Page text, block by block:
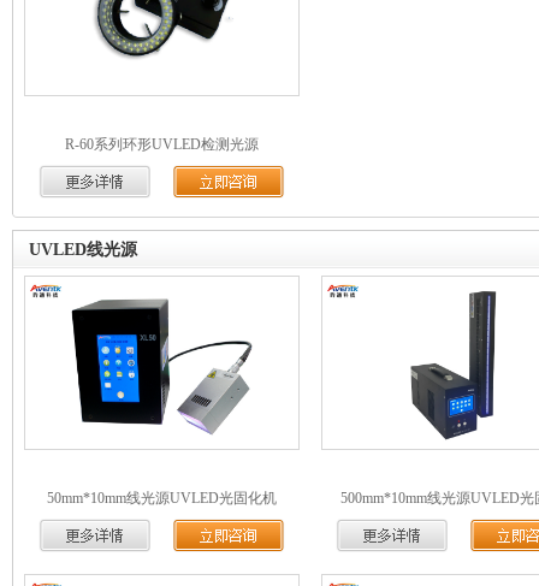
R-60系列环形UVLED检测光源
UVLED线光源
50mm*10mm线光源UVLED光固化机 500mm*10mm线光源UVLED光